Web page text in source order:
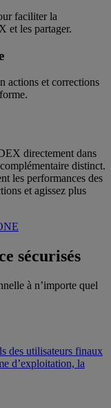
faciliter la
et les partager.
actions et corrections
directement dans
distinct.
les performances des
et agissez plus
sécurisés
à n’importe quel
des utilisateurs finaux
d’exploitation, la